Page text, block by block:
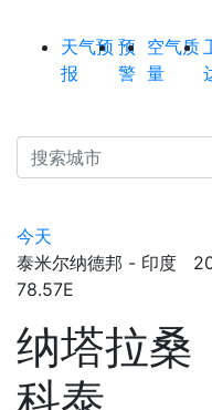
天气预
报
预
警
空气质
量
今天
泰米尔纳德邦 - 印度
78.57E
纳塔拉桑